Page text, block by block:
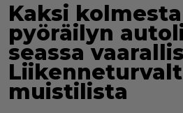
Kaksi
pyöräilyn
seassa
muistilista